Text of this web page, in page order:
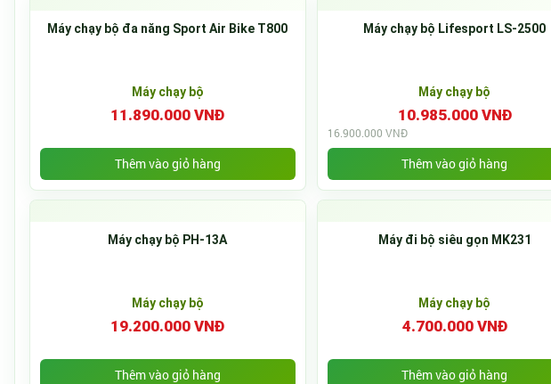
Máy chạy bộ đa năng Sport Air Bike T800
Máy chạy bộ
11.890.000 VNĐ
Thêm vào giỏ hàng
Máy chạy bộ Lifesport LS-2500
Máy chạy bộ
10.985.000 VNĐ
16.900.000 VNĐ
Thêm vào giỏ hàng
Máy chạy bộ PH-13A
Máy chạy bộ
19.200.000 VNĐ
Thêm vào giỏ hàng
Máy đi bộ siêu gọn MK231
Máy chạy bộ
4.700.000 VNĐ
Thêm vào giỏ hàng